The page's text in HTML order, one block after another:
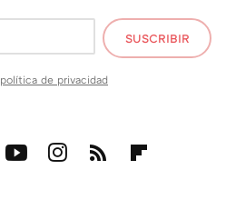
SUSCRIBIR
política de privacidad